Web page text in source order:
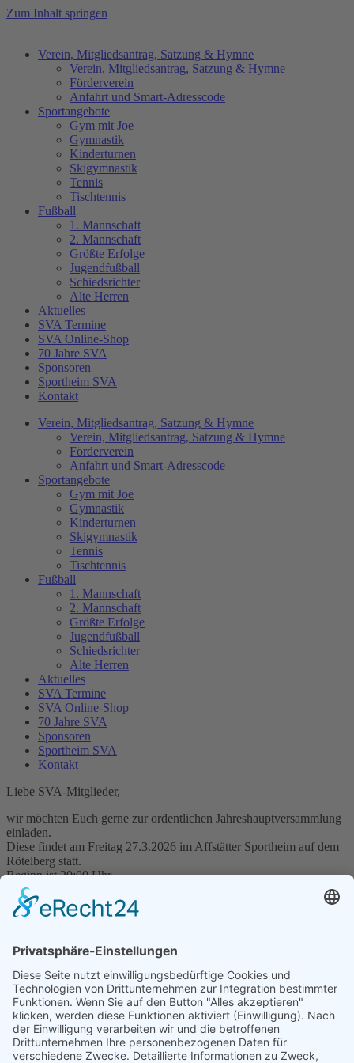
Zum Inhalt springen
Verein, Mitgliedsantrag, Satzung & Hymne
Verein, Mitgliedsantrag, Satzung & Hymne
Förderverein
Anfahrt und Smart-Adresscode
Sportangebote
Gym mit Joe
Gymnastik
Kinderturnen
Skigymnastik
Tennis
Tischtennis
Fußball
1. Mannschaft
2. Mannschaft
Größte Erfolge
Jugendfußball
Schiedsrichter
Alte Herren
Aktuelles
SVA Termine
SVA Online-Shop
70 Jahre SVA
Sponsoren
Sportheim SVA
Kontakt
Verein, Mitgliedsantrag, Satzung & Hymne
Verein, Mitgliedsantrag, Satzung & Hymne
Förderverein
Anfahrt und Smart-Adresscode
Sportangebote
Gym mit Joe
Gymnastik
Kinderturnen
Skigymnastik
Tennis
Tischtennis
Fußball
1. Mannschaft
2. Mannschaft
Größte Erfolge
Jugendfußball
Schiedsrichter
Alte Herren
Aktuelles
SVA Termine
SVA Online-Shop
70 Jahre SVA
Sponsoren
Sportheim SVA
Kontakt
Liebe SVA-Mitglieder,
wir möchten Euch gerne zur ordentlichen Jahreshauptversammlung
einladen.
Diese findet am Freitag 27.3.2026 im Affstätter Sportheim auf dem
Rötelberg statt.
Beginn ist 20:00 Uhr.
Tagesordnung
2.) Vorschlag zur Satzungsergänzung „§ 17 Datenschutz“
3.) Berichte aus: Tennis, Fussball Aktive /AH /Jugendfussball
/FöVe, Breitensport&TT
4.) Bericht Finanzen
5.) Bericht der Kassenprüfer
6.) Grußwort des Ortschaftsrates und Entlastung des Vorstands
7.) Pause
8.) Ehrungen
9.) Verschiedenes/Diskussion